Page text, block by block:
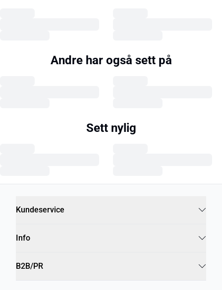
Andre har også sett på
Sett nylig
Kundeservice
Info
B2B/PR